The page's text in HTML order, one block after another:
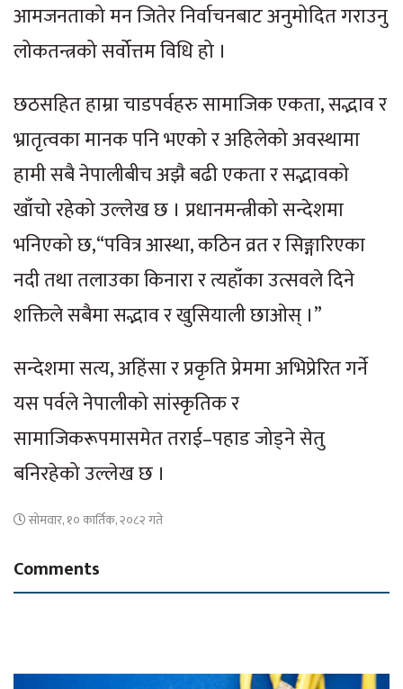
आमजनताको मन जितेर निर्वाचनबाट अनुमोदित गराउनु
लोकतन्त्रको सर्वोत्तम विधि हो ।
छठसहित हाम्रा चाडपर्वहरु सामाजिक एकता, सद्भाव र
भ्रातृत्वका मानक पनि भएको र अहिलेको अवस्थामा
हामी सबै नेपालीबीच अझै बढी एकता र सद्भावको
खाँचो रहेको उल्लेख छ । प्रधानमन्त्रीको सन्देशमा
भनिएको छ,“पवित्र आस्था, कठिन व्रत र सिङ्गारिएका
नदी तथा तलाउका किनारा र त्यहाँका उत्सवले दिने
शक्तिले सबैमा सद्भाव र खुसियाली छाओस् ।”
सन्देशमा सत्य, अहिंसा र प्रकृति प्रेममा अभिप्रेरित गर्ने
यस पर्वले नेपालीको सांस्कृतिक र
सामाजिकरूपमासमेत तराई–पहाड जोड्ने सेतु
बनिरहेको उल्लेख छ ।
सोमवार, १० कार्तिक, २०८२ गते
Comments